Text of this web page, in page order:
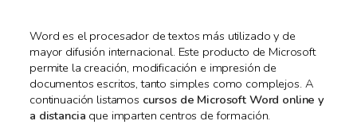
Word es el procesador de textos más utilizado y de
mayor difusión internacional. Este producto de Microsoft
permite la creación, modificación e impresión de
documentos escritos, tanto simples como complejos. A
continuación listamos cursos de Microsoft Word online y
a distancia que imparten centros de formación.